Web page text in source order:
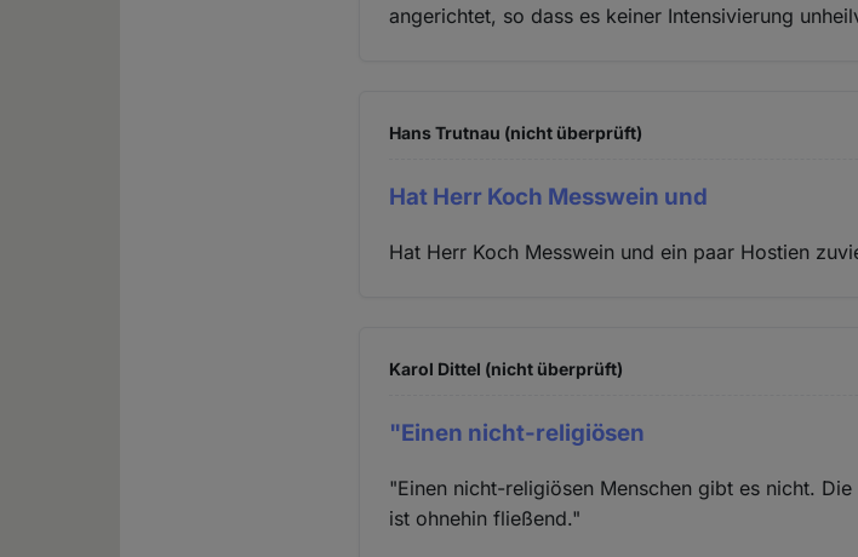
angerichtet, so dass es keiner Intensivierung
Hans Trutnau (nicht überprüft)
Hat Herr Koch Messwein und
Hat Herr Koch Messwein und ein paar Hostien
Karol Dittel (nicht überprüft)
"Einen nicht-religiösen
"Einen nicht-religiösen Menschen gibt es nicht.
ist ohnehin fließend."